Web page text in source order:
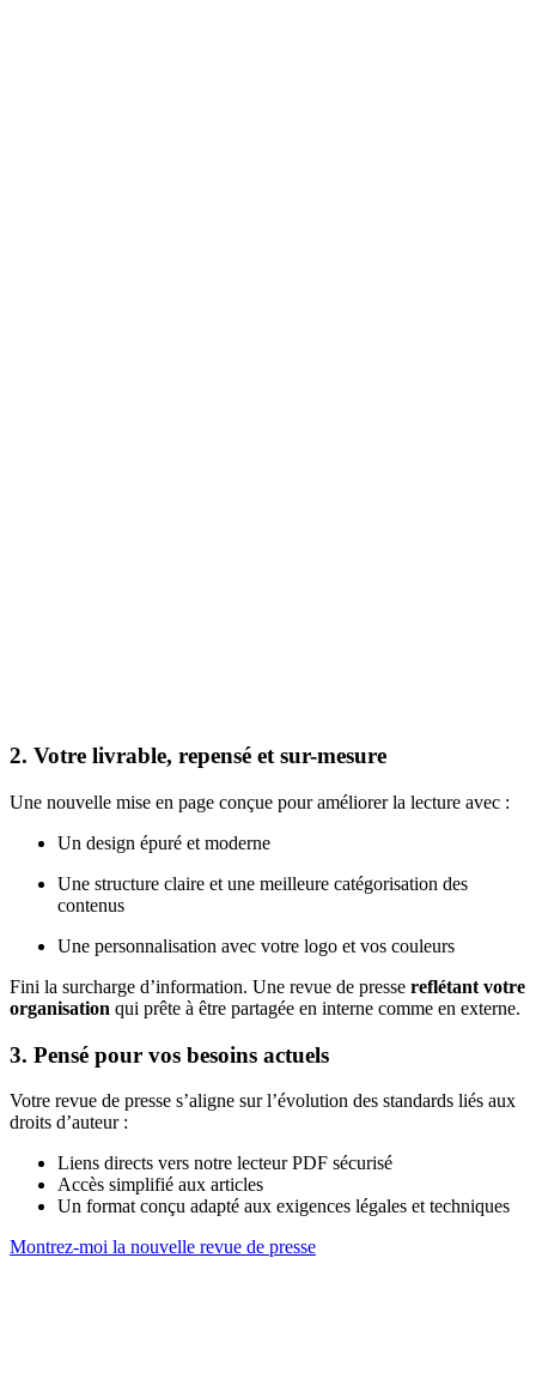
2. Votre livrable, repensé et sur-mesure
Une nouvelle mise en page conçue pour améliorer la lecture avec :
Un design épuré et moderne
Une structure claire et une meilleure catégorisation des
contenus
Une personnalisation avec votre logo et vos couleurs
Fini la surcharge d’information. Une revue de presse reflétant votre
organisation qui prête à être partagée en interne comme en externe.
3. Pensé pour vos besoins actuels
Votre revue de presse s’aligne sur l’évolution des standards liés aux
droits d’auteur :
Liens directs vers notre lecteur PDF sécurisé
Accès simplifié aux articles
Un format conçu adapté aux exigences légales et techniques
Montrez-moi la nouvelle revue de presse